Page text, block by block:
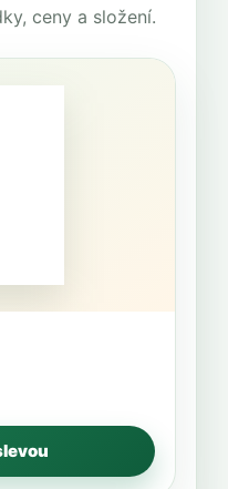
ceny a složení.